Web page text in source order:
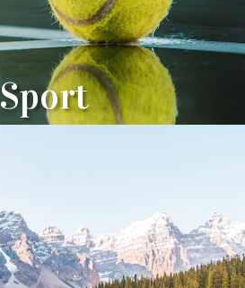
Sport